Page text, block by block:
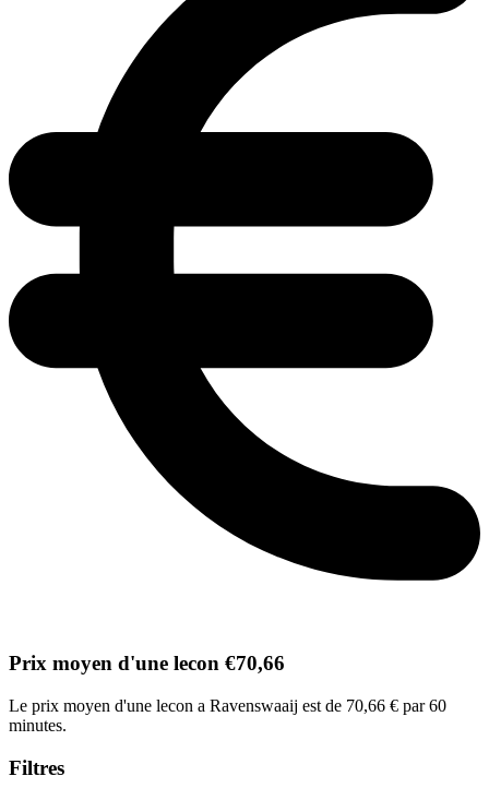
Prix moyen d'une lecon €70,66
Le prix moyen d'une lecon a Ravenswaaij est de 70,66 € par 60
minutes.
Filtres